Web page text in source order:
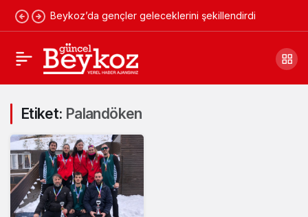
Beykoz’da gençler geleceklerini şekillendirdi
Etiket: Palandöken